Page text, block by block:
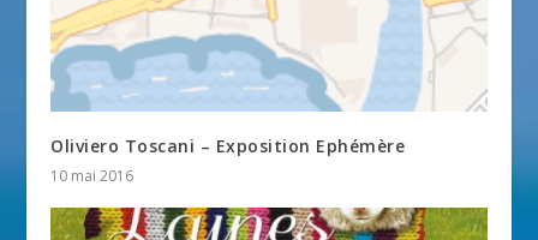
Oliviero Toscani – Exposition Ephémère
10 mai 2016